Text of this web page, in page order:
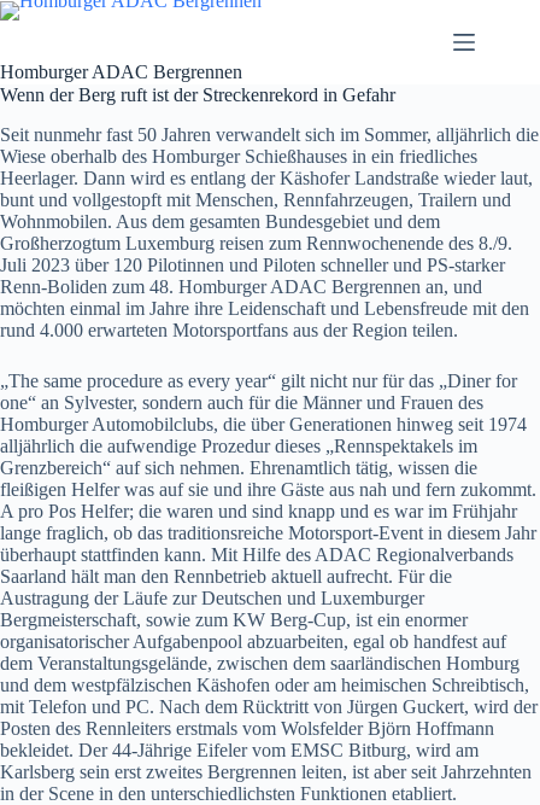
Zum
Homburger ADAC Bergrennen
Wenn der Berg ruft ist der Streckenrekord in Gefahr
Seit nunmehr fast 50 Jahren verwandelt sich im Sommer, alljährlich die
Wiese oberhalb des Homburger Schießhauses in ein friedliches
Heerlager. Dann wird es entlang der Käshofer Landstraße wieder laut,
bunt und vollgestopft mit Menschen, Rennfahrzeugen, Trailern und
Wohnmobilen. Aus dem gesamten Bundesgebiet und dem
Großherzogtum Luxemburg reisen zum Rennwochenende des 8./9.
Juli 2023 über 120 Pilotinnen und Piloten schneller und PS-starker
Renn-Boliden zum 48. Homburger ADAC Bergrennen an, und
möchten einmal im Jahre ihre Leidenschaft und Lebensfreude mit den
rund 4.000 erwarteten Motorsportfans aus der Region teilen.
„The same procedure as every year“ gilt nicht nur für das „Diner for
one“ an Sylvester, sondern auch für die Männer und Frauen des
Homburger Automobilclubs, die über Generationen hinweg seit 1974
alljährlich die aufwendige Prozedur dieses „Rennspektakels im
Grenzbereich“ auf sich nehmen. Ehrenamtlich tätig, wissen die
fleißigen Helfer was auf sie und ihre Gäste aus nah und fern zukommt.
A pro Pos Helfer; die waren und sind knapp und es war im Frühjahr
lange fraglich, ob das traditionsreiche Motorsport-Event in diesem Jahr
überhaupt stattfinden kann. Mit Hilfe des ADAC Regionalverbands
Saarland hält man den Rennbetrieb aktuell aufrecht. Für die
Austragung der Läufe zur Deutschen und Luxemburger
Bergmeisterschaft, sowie zum KW Berg-Cup, ist ein enormer
organisatorischer Aufgabenpool abzuarbeiten, egal ob handfest auf
dem Veranstaltungsgelände, zwischen dem saarländischen Homburg
und dem westpfälzischen Käshofen oder am heimischen Schreibtisch,
mit Telefon und PC. Nach dem Rücktritt von Jürgen Guckert, wird der
Posten des Rennleiters erstmals vom Wolsfelder Björn Hoffmann
bekleidet. Der 44-Jährige Eifeler vom EMSC Bitburg, wird am
Karlsberg sein erst zweites Bergrennen leiten, ist aber seit Jahrzehnten
in der Scene in den unterschiedlichsten Funktionen etabliert.